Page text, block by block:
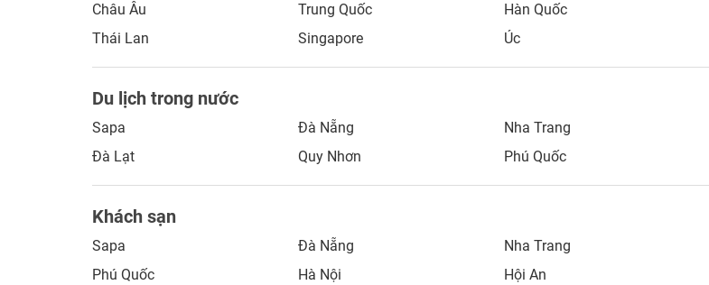
Châu Âu Trung Quốc Hàn Quốc
Thái Lan
Singapore Úc
Du lịch trong nước
Sapa Đà Nẵng Nha Trang
Đà Lạt
Quy Nhơn Phú Quốc
Khách sạn
Sapa Đà Nẵng Nha Trang
Phú Quốc
Hà Nội Hội An